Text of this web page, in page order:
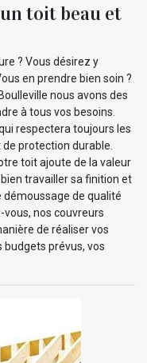
toit beau et
? Vous désirez y
en prendre bien soin ?
nous avons des
à tous vos besoins.
respectera toujours les
protection durable.
toit ajoute de la valeur
travailler sa finition et
de qualité
nos couvreurs
de réaliser vos
prévus, vos